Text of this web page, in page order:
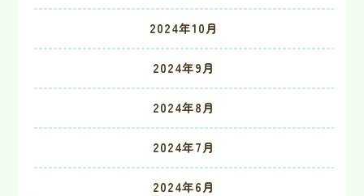
2024年10月
2024年9月
2024年8月
2024年7月
2024年6月